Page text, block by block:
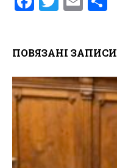
b
o
o
er
e
ПОВЯЗАНІ ЗАПИСИ